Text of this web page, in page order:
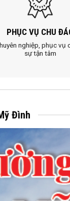
PHỤC VỤ CHU
nghiệp, phục vụ
sự tận tâm
Đình